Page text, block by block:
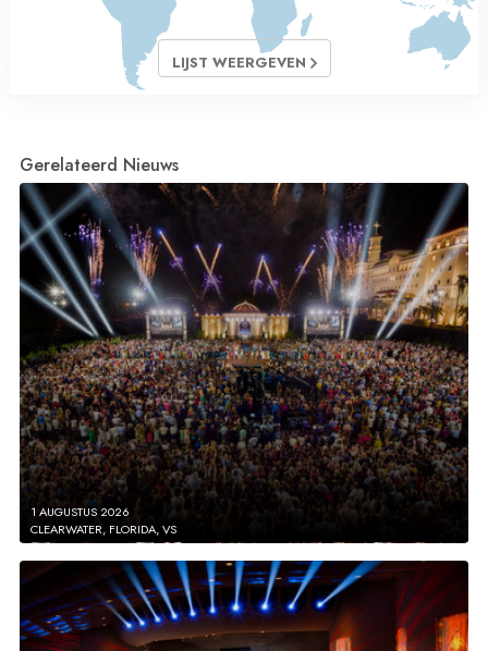
LIJST WEERGEVEN
Gerelateerd Nieuws
1 AUGUSTUS 2026
CLEARWATER, FLORIDA, VS